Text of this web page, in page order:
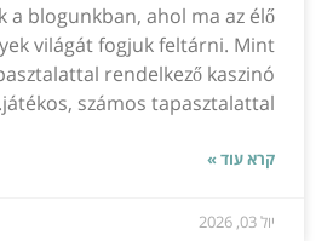
a blogunkban, ahol ma az élő
világát fogjuk feltárni. Mint
rendelkező kaszinó
játékos, számos tapasztalattal...
קרא עוד »
יול 03, 2026